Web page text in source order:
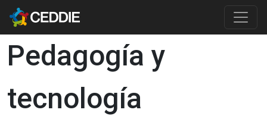
Pasar al contenido principal
Pedagogía y
tecnología